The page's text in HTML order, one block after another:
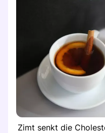
Zimt senkt die